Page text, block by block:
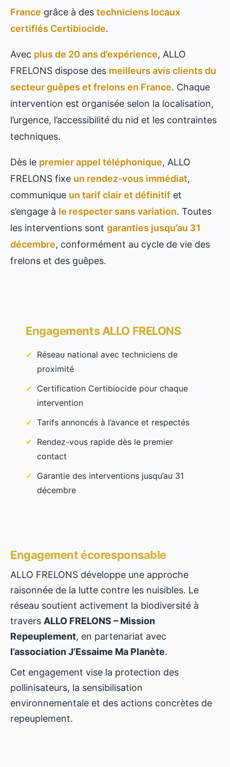
France grâce à des techniciens locaux
certifiés Certibiocide.
Avec plus de 20 ans d’expérience, ALLO
FRELONS dispose des meilleurs avis clients du
secteur guêpes et frelons en France. Chaque
intervention est organisée selon la localisation,
l’urgence, l’accessibilité du nid et les contraintes
techniques.
Dès le premier appel téléphonique, ALLO
FRELONS fixe un rendez-vous immédiat,
communique un tarif clair et définitif et
s’engage à le respecter sans variation. Toutes
les interventions sont garanties jusqu’au 31
décembre, conformément au cycle de vie des
frelons et des guêpes.
Engagements ALLO FRELONS
Réseau national avec techniciens de
proximité
Certification Certibiocide pour chaque
intervention
Tarifs annoncés à l’avance et respectés
Rendez-vous rapide dès le premier
contact
Garantie des interventions jusqu’au 31
décembre
Engagement écoresponsable
ALLO FRELONS développe une approche
raisonnée de la lutte contre les nuisibles. Le
réseau soutient activement la biodiversité à
travers ALLO FRELONS – Mission
Repeuplement, en partenariat avec
l’association J’Essaime Ma Planète.
Cet engagement vise la protection des
pollinisateurs, la sensibilisation
environnementale et des actions concrètes de
repeuplement.